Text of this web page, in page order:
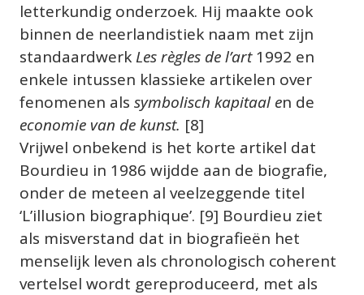
letterkundig onderzoek. Hij maakte ook
binnen de neerlandistiek naam met zijn
standaardwerk Les règles de l’art 1992 en
enkele intussen klassieke artikelen over
fenomenen als symbolisch kapitaal e
economie van de kunst. [8]
Vrijwel onbekend is het korte artikel dat
Bourdieu in 1986 wijdde aan de biografie,
onder de meteen al veelzeggende titel
‘L’illusion biographique’. [9] Bourdieu ziet
als misverstand dat in biografieën het
menselijk leven als chronologisch coherent
vertelsel wordt gereproduceerd, met als